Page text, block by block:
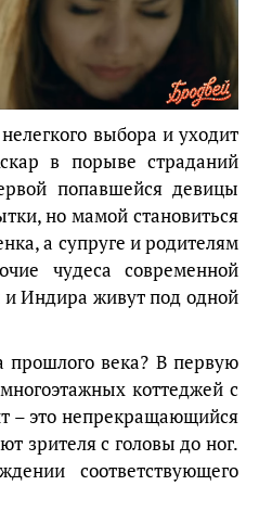
выбора и уходит
в порыве страданий
попавшейся девицы
но мамой становиться
а супруге и родителям
чудеса современной
Индира живут под одной
века? В первую
коттеджей с
– это непрекращающийся
зрителя с головы до ног.
соответствующего